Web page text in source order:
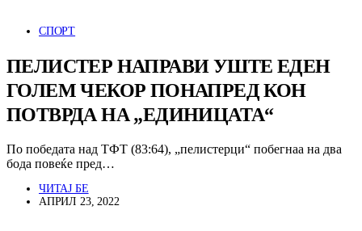
СПОРТ
ПЕЛИСТЕР НАПРАВИ УШТЕ ЕДЕН
ГОЛЕМ ЧЕКОР ПОНАПРЕД КОН
ПОТВРДА НА „ЕДИНИЦАТА“
По победата над ТФТ (83:64), „пелистерци“ побегнаа на два
бода повеќе пред…
ЧИТАЈ БЕ
АПРИЛ 23, 2022